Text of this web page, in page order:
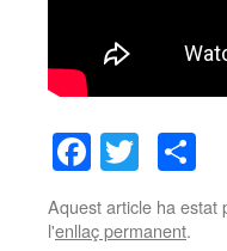
Facebook
Twitter
Aquest article ha estat
l'enllaç permanent.